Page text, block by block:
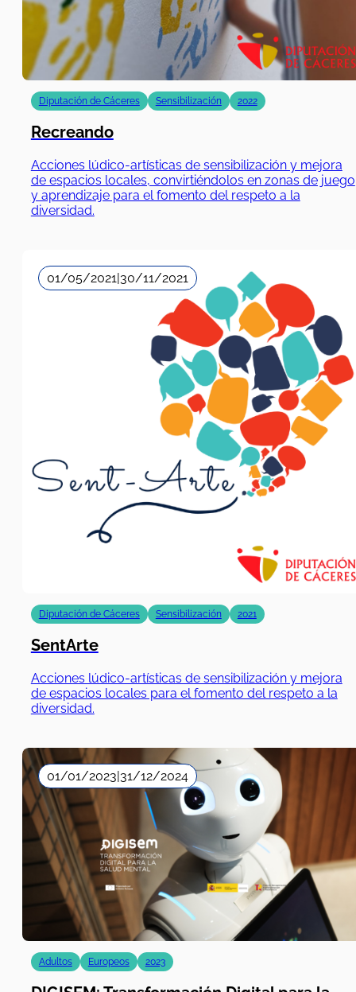
Diputación de Cáceres Sensibilización 2022
Recreando
Acciones lúdico-artísticas de sensibilización y mejora
de espacios locales, convirtiéndolos en zonas de juego
y aprendizaje para el fomento del respeto a la
diversidad.
01/05/2021|30/11/2021
Diputación de Cáceres Sensibilización 2021
SentArte
Acciones lúdico-artísticas de sensibilización y mejora
de espacios locales para el fomento del respeto a la
diversidad.
01/01/2023|31/12/2024
Adultos Europeos 2023